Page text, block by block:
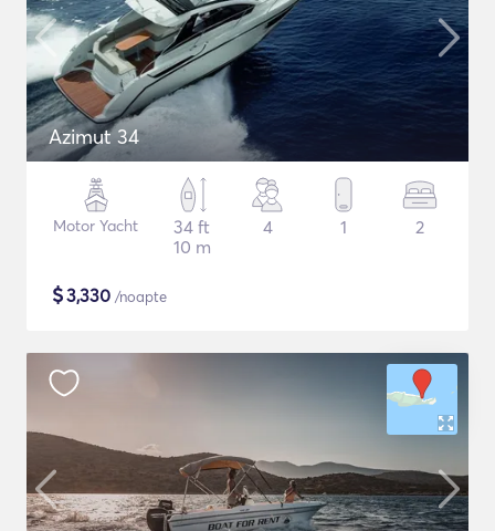
Azimut 34
Motor Yacht
34 ft
10 m
4 1 2
$3,330 /noapte